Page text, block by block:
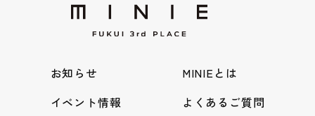
お知らせ
イベント情報
MINIEとは
よくあるご質問